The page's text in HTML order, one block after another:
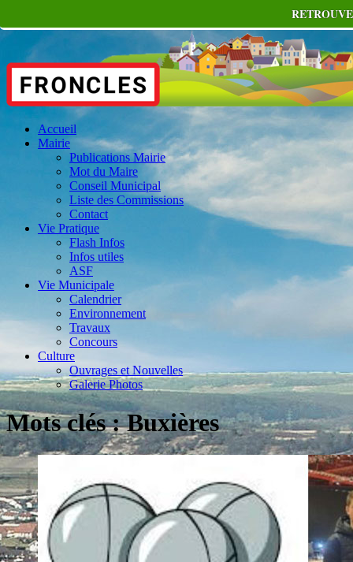
Accueil
Mairie
Publications Mairie
Mot du Maire
Conseil Municipal
Liste des Commissions
Contact
Vie Pratique
Flash Infos
Infos utiles
ASF
Vie Municipale
Calendrier
Environnement
Travaux
Concours
Culture
Ouvrages et Nouvelles
Galerie Photos
Mots clés : Buxières